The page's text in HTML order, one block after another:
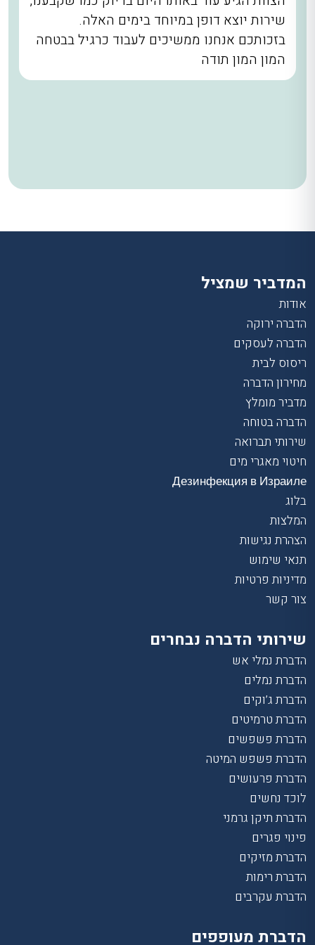
שירות יוצא דופן במיוחד בימים האלה.
בזכותכם אנחנו ממשיכים לעבוד כרגיל בבטחה
המון המון תודה
המדביר שמציל
אודות
הדברה ירוקה
הדברה לעסקים
ריסוס לבית
מחירון הדברה
מדביר מומלץ
הדברה בטוחה
שירותי תברואה
חיטוי מאגרי מים
Дезинфекция в Израиле
בלוג
המלצות
הצהרת נגישות
תנאי שימוש
מדיניות פרטיות
צור קשר
שירותי הדברה נבחרים
הדברת נמלי אש
הדברת נמלים
הדברת ג’וקים
הדברת טרמיטים
הדברת פשפשים
הדברת פשפש המיטה
הדברת פרעושים
לוכד נחשים
הדברת תיקן גרמני
פינוי פגרים
הדברת מזיקים
הדברת רימות
הדברת עקרבים
הדברת מעופפים